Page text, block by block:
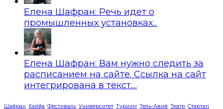
Елена Шафран: Речь идет о
промышленных установках...
Елена Шафран: Вам нужно следить за
расписанием на сайте. Ссылка на сайт
интегрирована в текст....
Шафран Хайфа Фестиваль Университет Туризм Тель-Авив Театр Стартап